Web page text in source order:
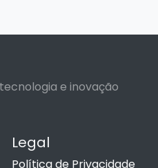
e inovação
Legal
Política de Privacidade